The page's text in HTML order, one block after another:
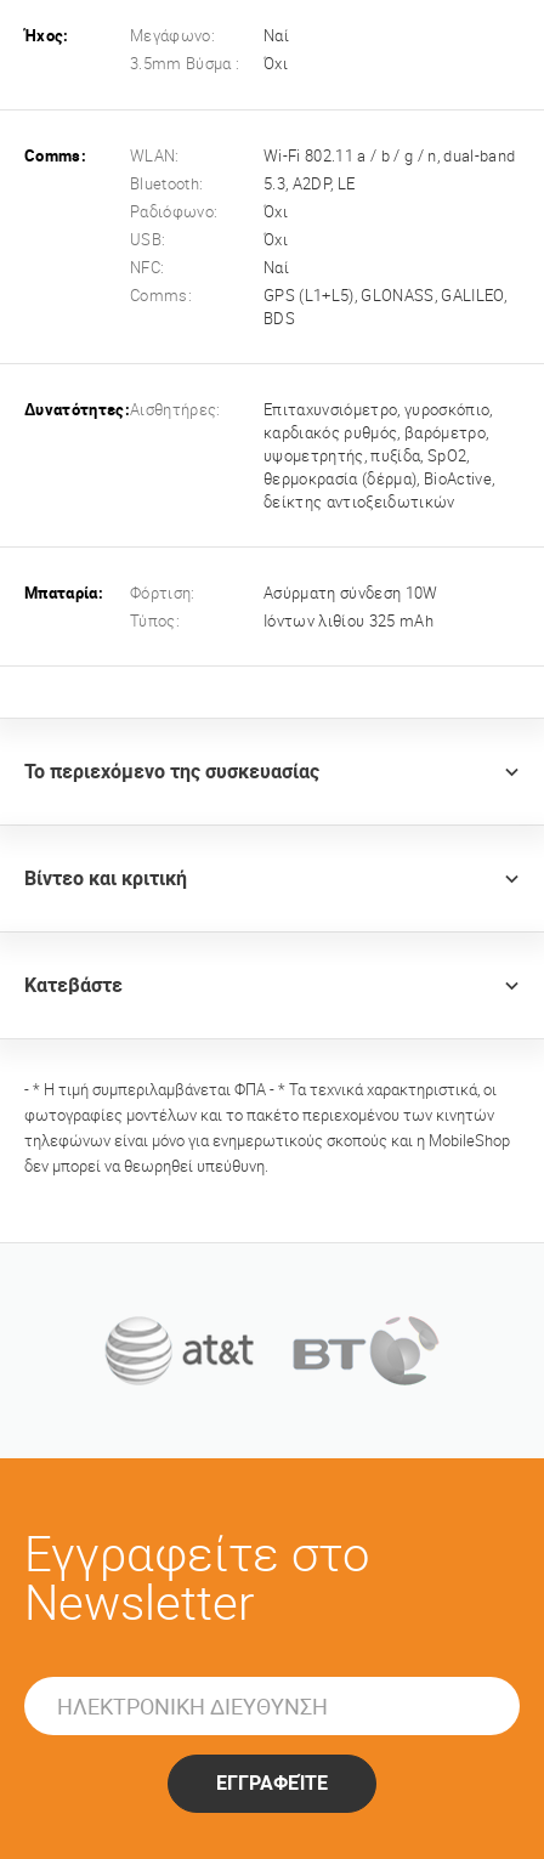
Ήχος: Μεγάφωνο:
Ναί
3.5mm Βύσμα :
Όχι
Comms: WLAN:
Wi-Fi 802.11 a / b / g / n, dual-band
Bluetooth:
5.3, A2DP, LE
Ραδιόφωνο:
Όχι
USB:
Όχι
NFC:
Ναί
Comms:
GPS (L1+L5), GLONASS, GALILEO,
BDS
Δυνατότητες:Αισθητήρες:
Επιταχυνσιόμετρο, γυροσκόπιο,
καρδιακός ρυθμός, βαρόμετρο,
υψομετρητής, πυξίδα, SpO2,
θερμοκρασία (δέρμα), BioActive,
δείκτης αντιοξειδωτικών
Μπαταρία: Φόρτιση:
Ασύρματη σύνδεση 10W
Τύπος:
Ιόντων λιθίου 325 mAh
Το περιεχόμενο της συσκευασίας
Βίντεο και κριτική
Κατεβάστε
- * Η τιμή συμπεριλαμβάνεται ΦΠΑ - * Τα τεχνικά χαρακτηριστικά, οι
φωτογραφίες μοντέλων και το πακέτο περιεχομένου των κινητών
τηλεφώνων είναι μόνο για ενημερωτικούς σκοπούς και η MobileShop
δεν μπορεί να θεωρηθεί υπεύθυνη.
Εγγραφείτε στο
Newsletter
ΕΓΓΡΑΦΕΊΤΕ